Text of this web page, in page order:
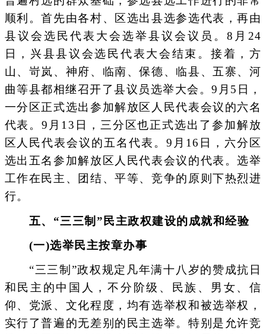
顺利。首先由各村、区选出县选参选代表，再由
县议会选民代表大会选举县议会议员。8月24
日，兴县县议会选民代表大会结束。接着，方
山、岢岚、神府、临南、保德、临县、五寨、河
曲等县都相继召开了县议员选举大会。9月5日，
一分区正式选出参加解放区人民代表会议的六名
代表。9月13日，三分区也正式选出了参加解放
区人民代表会议的五名代表。9月16日，六分区
选出五名参加解放区人民代表会议的代表。选举
工作在民主、团结、平等、竞争的原则下热烈进
行。
五、“三三制”民主政权建设的成就和经验
(一)选举民主按章办事
“三三制”政权规定凡年满十八岁的赞成抗日
和民主的中国人，不分阶级、民族、男女、信
仰、党派、文化程度，均有选举权和被选举权，
实行了普遍的无差别的民主选举。特别是允许竞